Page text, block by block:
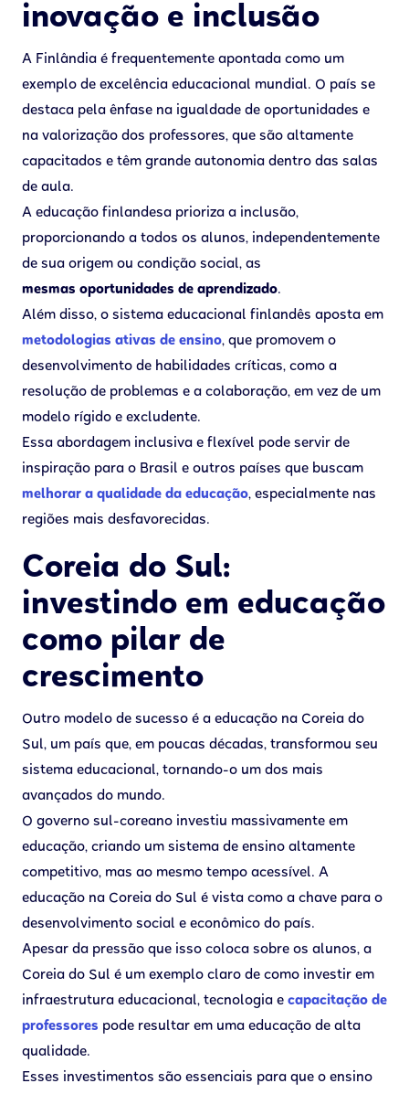
inovação e inclusão
A Finlândia é frequentemente apontada como um
exemplo de excelência educacional mundial. O país se
destaca pela ênfase na igualdade de oportunidades e
na valorização dos professores, que são altamente
capacitados e têm grande autonomia dentro das salas
de aula.
A educação finlandesa prioriza a inclusão,
proporcionando a todos os alunos, independentemente
de sua origem ou condição social, as
mesmas oportunidades de aprendizado.
Além disso, o sistema educacional finlandês aposta em
metodologias ativas de ensino, que promovem o
desenvolvimento de habilidades críticas, como a
resolução de problemas e a colaboração, em vez de um
modelo rígido e excludente.
Essa abordagem inclusiva e flexível pode servir de
inspiração para o Brasil e outros países que buscam
melhorar a qualidade da educação, especialmente nas
regiões mais desfavorecidas.
Coreia do Sul:
investindo em educação
como pilar de
crescimento
Outro modelo de sucesso é a educação na Coreia do
Sul, um país que, em poucas décadas, transformou seu
sistema educacional, tornando-o um dos mais
avançados do mundo.
O governo sul-coreano investiu massivamente em
educação, criando um sistema de ensino altamente
competitivo, mas ao mesmo tempo acessível. A
educação na Coreia do Sul é vista como a chave para o
desenvolvimento social e econômico do país.
Apesar da pressão que isso coloca sobre os alunos, a
Coreia do Sul é um exemplo claro de como investir em
infraestrutura educacional, tecnologia e capacitação de
professores pode resultar em uma educação de alta
qualidade.
Esses investimentos são essenciais para que o ensino